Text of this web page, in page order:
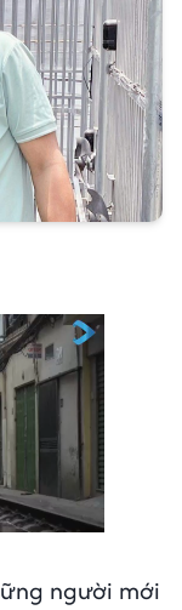
người mới